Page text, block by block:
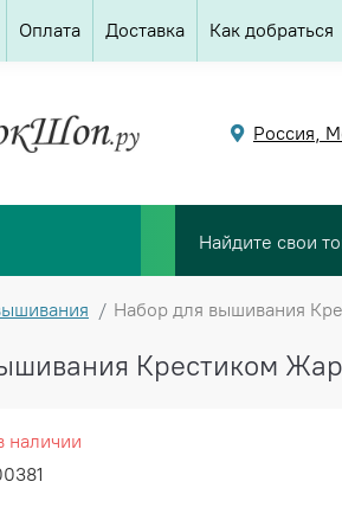
Оплата Доставка Как добраться
Россия,
Набор для вышивания
Крестиком
наличии